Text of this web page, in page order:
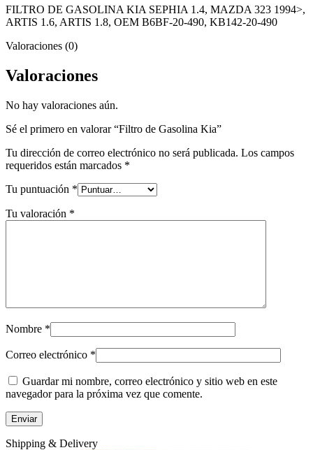
FILTRO DE GASOLINA KIA SEPHIA 1.4, MAZDA 323 1994>,
ARTIS 1.6, ARTIS 1.8, OEM B6BF-20-490, KB142-20-490
Valoraciones (0)
Valoraciones
No hay valoraciones aún.
Sé el primero en valorar “Filtro de Gasolina Kia”
Tu dirección de correo electrónico no será publicada. Los campos
requeridos están marcados *
Tu puntuación *
Tu valoración *
Nombre *
Correo electrónico *
Guardar mi nombre, correo electrónico y sitio web en este
navegador para la próxima vez que comente.
Shipping & Delivery